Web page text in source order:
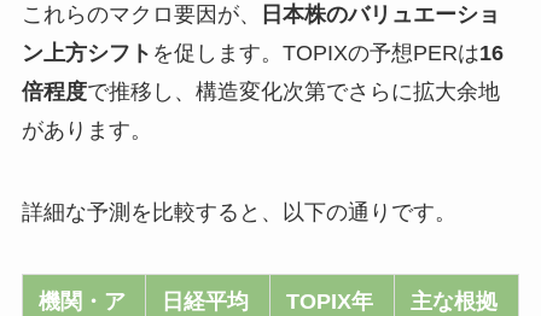
これらのマクロ要因が、
日本株のバリュエーショ
ン上方シフト を促します。TOPIXの予想PERは16
倍程度で推移し、構造変化次第でさらに拡大余地
があります。
詳細な予測を比較すると、以下の通りです。
機関・ア
日経平均
TOPIX年
主な根拠